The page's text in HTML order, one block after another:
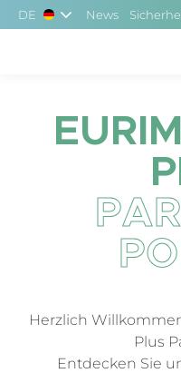
Skip to main content
DE News
Herzlich
Plus
Entdecken Sie